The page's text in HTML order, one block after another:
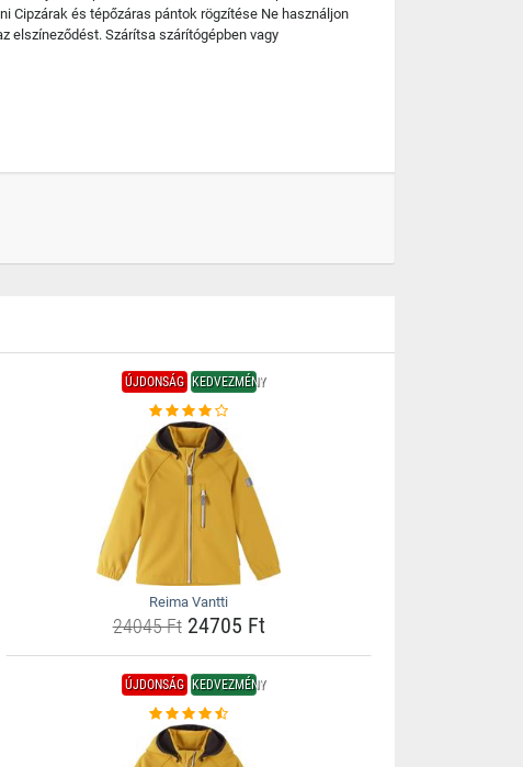
Cipzárak és tépőzáras pántok rögzítése Ne használjon
elszíneződést. Szárítsa szárítógépben vagy
ÚJDONSÁG KEDVEZMÉNY
Reima Vantti
24045 Ft24705 Ft
ÚJDONSÁG KEDVEZMÉNY